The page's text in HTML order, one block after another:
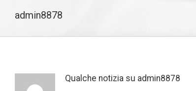
admin8878
Qualche notizia su admin8878